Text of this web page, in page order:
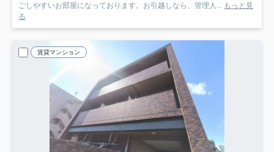
ごしやすいお部屋になっております。お引越しなら、管理人... もっと見
る
賃貸マンション